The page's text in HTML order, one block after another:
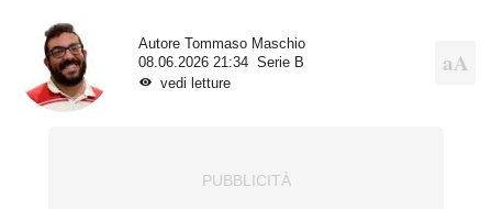
Autore
Tommaso Maschio
08.06.2026 21:34
Serie B
vedi letture